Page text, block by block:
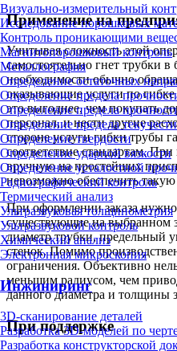
Визуально-измерительный
Исследование порошковых
Контроль проникающими
Магнитопорошковый контроль
Металлография
Определение остаточных
Определение предела
Определение предела
Определение предела текучести
Определение твердости
Определение ударной вязкости
Определение усталостной
Радиографический контроль
Термический анализ
Ультразвуковая толщинометрия
Ультразвуковой контроль
Химический анализ
Электронная микроскопия
Инжиниринг
3D-сканирование деталей
Разработка 3D-моделей по
Разработка конструкторской
Применение на
Учитывая сложность этой
самостоятельно гнет трубки
необходимости обычно
оказывающие услуги по
это выгоднее, чем покупать
персонал, и нести другие
стороне услуги гибки трубы
соответствие стандартам.
вручную на простейших
невозможно обеспечить
При оформлении заказа
существующие на выбранном
диаметр трубки, предельный
стенок. Помимо
ограничения. Объективно
меньшим радиусом, чем
данного диаметра и толщины
При поддержке